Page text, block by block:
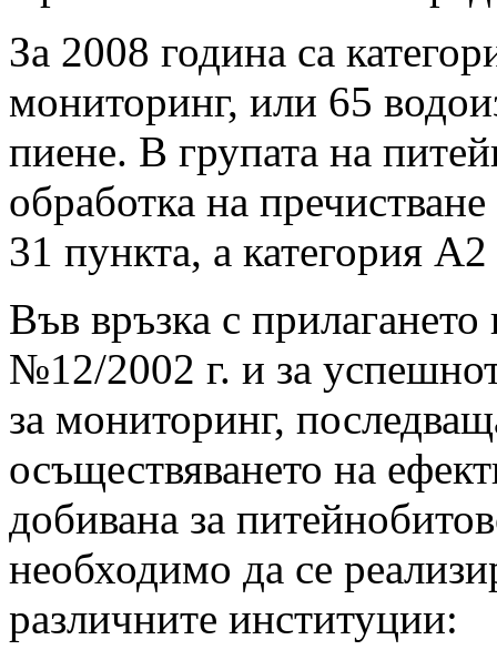
За 2008 година са
мониторинг, или 65
пиене. В групата на
обработка на
31 пункта, а категория
Във връзка с
№12/2002 г. и за
за мониторинг,
осъществяването на
добивана за
необходимо да се
различните институции: